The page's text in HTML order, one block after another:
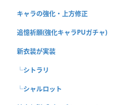
キャラの強化・上方修正
追憶祈願(強化キャラPUガチャ)
新衣装が実装
└シトラリ
└シャルロット